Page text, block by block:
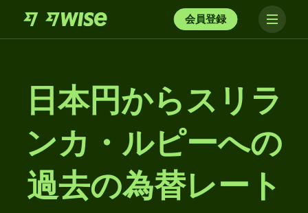
会員登録
日本円からスリラ
ンカ・ルピーへの
過去の為替レート